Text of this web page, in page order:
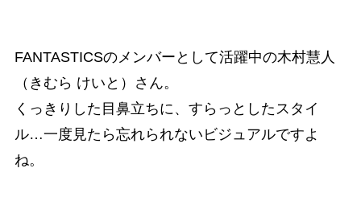
FANTASTICSのメンバーとして活躍中の木村慧人
（きむら けいと）さん。
くっきりした目鼻立ちに、すらっとしたスタイ
ル…一度見たら忘れられないビジュアルですよ
ね。